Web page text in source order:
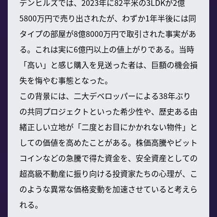
5800万円で売り出されたが、わずか1年半後には同
タイプの部屋が8億8000万円で取引された事実があ
る。これは実に6億円以上の値上がりである。当時
「高い」と感じ購入を見送った者は、巨額の機会損
失を悔やむ事態となった。
この背景には、二大デベロッパーによる38年ぶり
の共同プロジェクトといった希少性や、歴史ある由
緒正しい立地が「二度とお目にかかれない物件」と
しての価値を高めたことがある。株価高騰やビット
コインなどの急騰で得た資金を、安全資産としての
超高級不動産に振り向ける投資家たちの心理が、こ
のような異常な価格変動を加速させていると考えら
れる。